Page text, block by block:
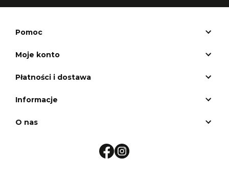
Pomoc
Moje konto
Płatności i dostawa
Informacje
O nas